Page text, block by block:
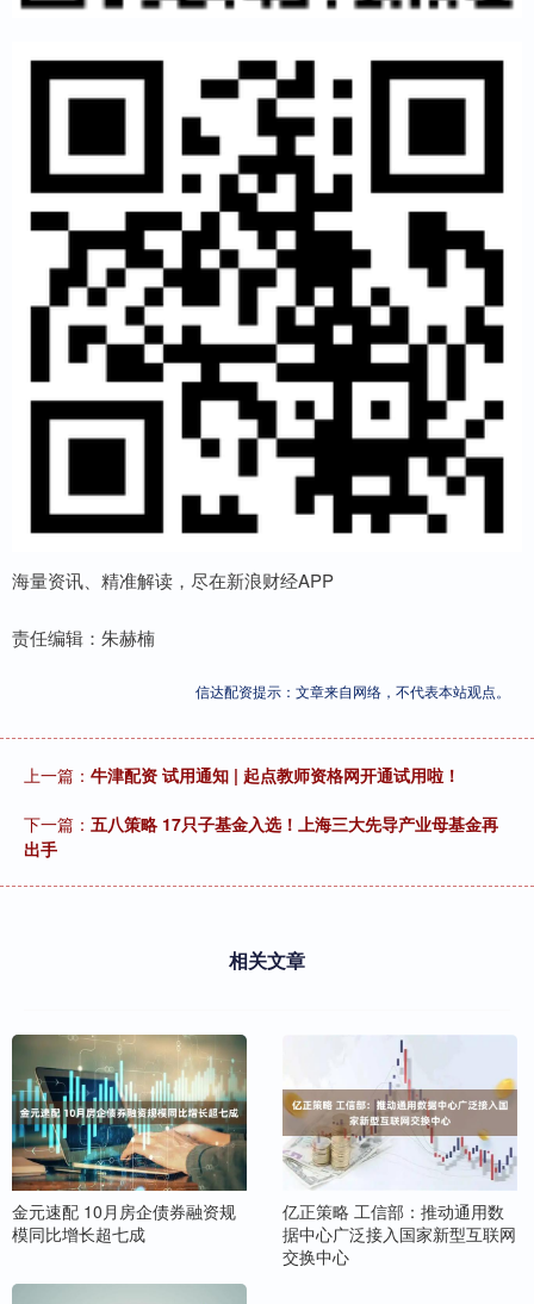
海量资讯、精准解读，尽在新浪财经APP
责任编辑：朱赫楠
信达配资提示：文章来自网络，不代表本站观点。
上一篇： 牛津配资 试用通知 | 起点教师资格网开通试用啦！
下一篇： 五八策略 17只子基金入选！上海三大先导产业母基金再
出手
相关文章
金元速配 10月房企债券融资规
模同比增长超七成
亿正策略 工信部：推动通用数
据中心广泛接入国家新型互联网
交换中心